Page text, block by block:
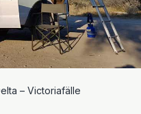
– Victoriafälle